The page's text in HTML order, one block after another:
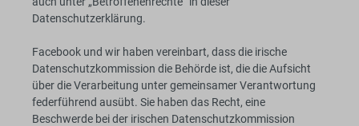
Datenschutzerklärung.
Facebook und wir haben vereinbart, dass die irische
Datenschutzkommission die Behörde ist, die die Aufsicht
über die Verarbeitung unter gemeinsamer Verantwortung
federführend ausübt. Sie haben das Recht, eine
Beschwerde bei der irischen Datenschutzkommission